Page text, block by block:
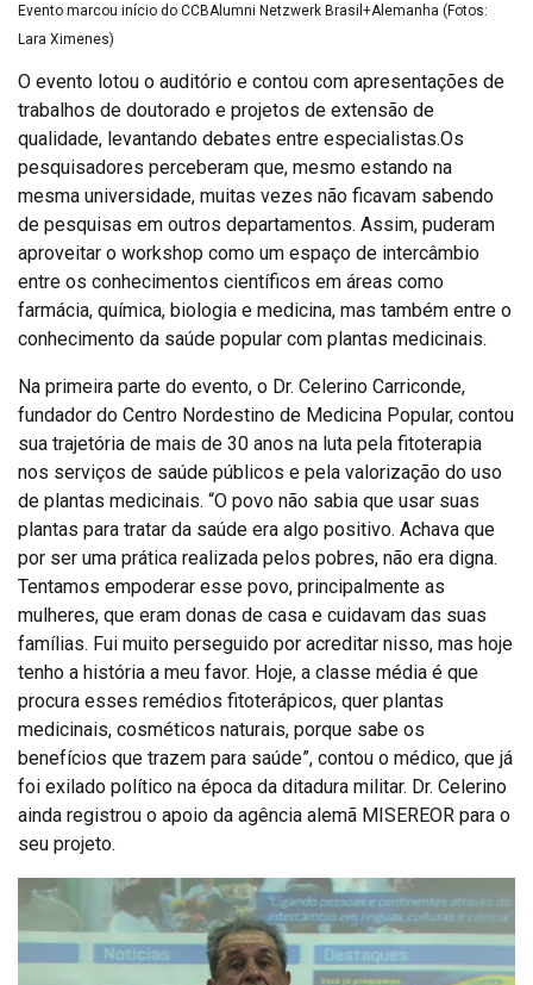
Evento marcou início do CCBAlumni Netzwerk Brasil+Alemanha (Fotos:
Lara Ximenes)
O evento lotou o auditório e contou com apresentações de
trabalhos de doutorado e projetos de extensão de
qualidade, levantando debates entre especialistas.Os
pesquisadores perceberam que, mesmo estando na
mesma universidade, muitas vezes não ficavam sabendo
de pesquisas em outros departamentos. Assim, puderam
aproveitar o workshop como um espaço de intercâmbio
entre os conhecimentos científicos em áreas como
farmácia, química, biologia e medicina, mas também entre o
conhecimento da saúde popular com plantas medicinais.
Na primeira parte do evento, o Dr. Celerino Carriconde,
fundador do Centro Nordestino de Medicina Popular, contou
sua trajetória de mais de 30 anos na luta pela fitoterapia
nos serviços de saúde públicos e pela valorização do uso
de plantas medicinais. “O povo não sabia que usar suas
plantas para tratar da saúde era algo positivo. Achava que
por ser uma prática realizada pelos pobres, não era digna.
Tentamos empoderar esse povo, principalmente as
mulheres, que eram donas de casa e cuidavam das suas
famílias. Fui muito perseguido por acreditar nisso, mas hoje
tenho a história a meu favor. Hoje, a classe média é que
procura esses remédios fitoterápicos, quer plantas
medicinais, cosméticos naturais, porque sabe os
benefícios que trazem para saúde”, contou o médico, que já
foi exilado político na época da ditadura militar. Dr. Celerino
ainda registrou o apoio da agência alemã MISEREOR para o
seu projeto.